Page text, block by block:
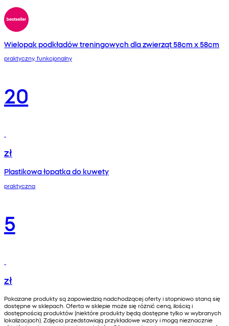
Wielopak podkładów treningowych dla zwierząt 58cm x 58cm
praktyczny, funkcjonalny
20
zł
Plastikowa łopatka do kuwety
praktyczna
5
zł
Pokazane produkty są zapowiedzią nadchodzącej oferty i stopniowo staną się
dostępne w sklepach. Oferta w sklepie może się różnić ceną, ilością i
dostępnością produktów (niektóre produkty będą dostępne tylko w wybranych
lokalizacjach). Zdjęcia przedstawiają przykładowe wzory i mogą nieznacznie